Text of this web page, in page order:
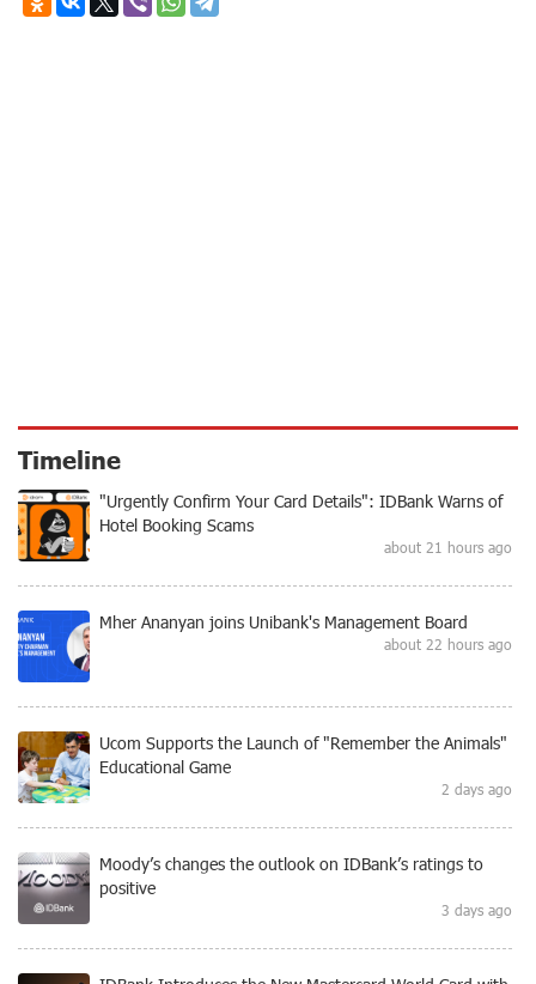
Timeline
"Urgently Confirm Your Card Details": IDBank Warns of
Hotel Booking Scams
about 21 hours ago
Mher Ananyan joins Unibank's Management Board
about 22 hours ago
Ucom Supports the Launch of "Remember the Animals"
Educational Game
2 days ago
Moody’s changes the outlook on IDBank’s ratings to
positive
3 days ago